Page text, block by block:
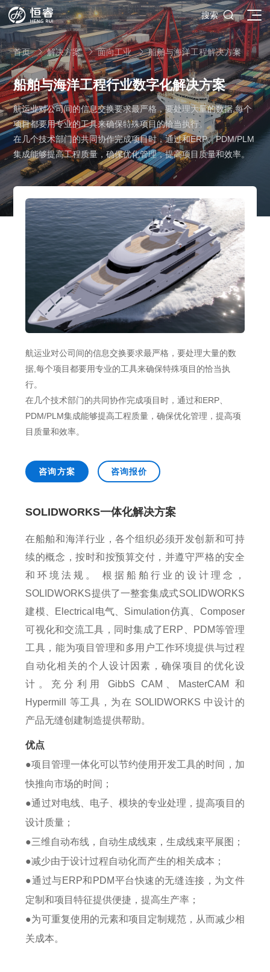
SOLIDWORKS研发设计
SOLIDWORKS 3D CAD
SOLIDWORKS 2D CAD
SOLIDWORKS 3D电气设计
SIMULATION结构仿真分析
 查看全部
多学科仿真
了解SIMULIA多学科仿真应用
CST电磁仿真
Abaqus有限元仿真分析
Xflow流体仿真
查看全部
3DEXPERIENCE云平台
什么是3DEXPERIENCE平台？
3DEXPERIENCE on the Cloud
3DEXPERIENCE Marketplace
推荐项目
ENOVIA产品全生命周期管理（PLM）
BIOVIA生命科学和材料科学
SOLIDWORKS PDM产品数据管理
推荐工具
DriveWorks参数化工具
SOLIDWORKS Inspection质量检验
​SOLIDWORKS Manage项目管理
DELMIA端到端ERP系统
 查看全部
增值服务
增值服务-参数化
增值服务-标准化
可视化&数字孪生技术
Curtain e-locker(易锁)防止资料外泄系统
 查看全部
面向工业
船舶与海洋工程解决方案
汽车行业数字化解决方案
工程设备设计解决方案
航天航空行业解决方案
能源行业数字化解决方案
机械设备行业数字化解决方案
家居行业数字化解决方案
电气柜及电气行业数字化解决方案
生命科学行业数字化解决方案
面向公司与个人
公司类型
初创企业
企业家
面向学术界
教育工作者
研究人员
产品的技术
最新版本
资源下载
技术文章
恒睿课堂
热门视频
精选视频
往期视频
西南培训中心
走进西南培训中心
认证目录
在线培训
CSWP证书
推荐问答
SolidWorks采购指南：正版软件的成本构成与价值解析
SolidWorks代理商级别全解析：成都恒睿在西南区域凭
什么值得信赖？
SOLIDWORKS购买如何选择代理商？一文看懂避坑指南
3DEXPERIENCE 平台是什么？
SOLIDWORKS仿真这块有必要学习吗？
招聘岗位
技术类
职能类
公司简介
团队介绍
新闻资讯
公司动态
行业资讯
产品报价
获取SOLIDWORKS报价
联系我们
获取试用版
软件定制化开发
软件二次开发
校企合作
购买学生版
联系研究销售部门
搜索 
首页  解决方案  面向工业  船舶与海洋工程解决方案
船舶与海洋工程行业数字化解决方案
航运业对公司间的信息交换要求最严格，要处理大量的数据,每个
项目都要用专业的工具来确保特殊项目的恰当执行。
在几个技术部门的共同协作完成项目时，通过和ERP、PDM/PLM
集成能够提高工程质量，确保优化管理，提高项目质量和效率。
航运业对公司间的信息交换要求最严格，要处理大量的数
据,每个项目都要用专业的工具来确保特殊项目的恰当执
行。
在几个技术部门的共同协作完成项目时，通过和ERP、
PDM/PLM集成能够提高工程质量，确保优化管理，提高项
目质量和效率。
咨询方案 咨询报价
SOLIDWORKS一体化解决方案
在船舶和海洋行业，各个组织必须开发创新和可持
续的概念，按时和按预算交付，并遵守严格的安全
和环境法规。 根据船舶行业的设计理念，
SOLIDWORKS提供了一整套集成式SOLIDWORKS
建模、Electrical电气、Simulation仿真、Composer
可视化和交流工具，同时集成了ERP、PDM等管理
工具，能为项目管理和多用户工作环境提供与过程
自动化相关的个人设计因素，确保项目的优化设
计。充分利用 GibbS CAM、MasterCAM 和
Hypermill 等工具，为在 SOLIDWORKS 中设计的
产品无缝创建制造提供帮助。
优点
●项目管理一体化可以节约使用开发工具的时间，加
快推向市场的时间；
●通过对电线、电子、模块的专业处理，提高项目的
设计质量；
●三维自动布线，自动生成线束，生成线束平展图；
●减少由于设计过程自动化而产生的相关成本；
●通过与ERP和PDM平台快速的无缝连接，为文件
定制和项目特征提供便捷，提高生产率；
●为可重复使用的元素和项目定制规范，从而减少相
关成本。